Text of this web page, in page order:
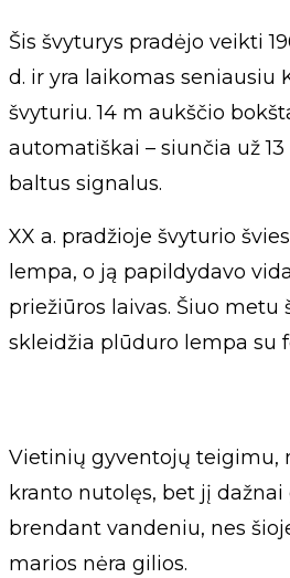
Šis švyturys pradėjo veikti
d. ir yra laikomas seniausiu
švyturiu. 14 m aukščio
automatiškai – siunčia už
baltus signalus.
XX a. pradžioje švyturio
lempa, o ją papildydavo
priežiūros laivas. Šiuo metu
skleidžia plūduro lempa su
Vietinių gyventojų teigimu,
kranto nutolęs, bet jį
brendant vandeniu, nes
marios nėra gilios.